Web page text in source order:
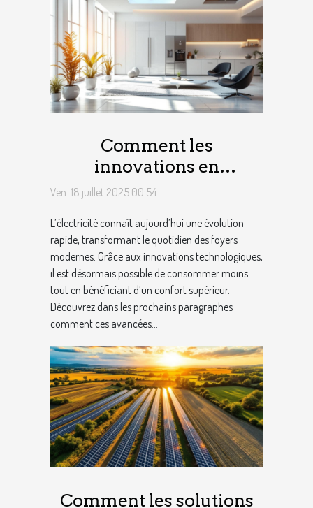
Comment les
innovations en
électricité renforcent
des foyers ?
Ven. 18 juillet 2025 00:54
L’électricité connaît aujourd’hui une évolution
rapide, transformant le quotidien des foyers
modernes. Grâce aux innovations technologiques,
il est désormais possible de consommer moins
tout en bénéficiant d’un confort supérieur.
Découvrez dans les prochains paragraphes
comment ces avancées...
Comment les solutions